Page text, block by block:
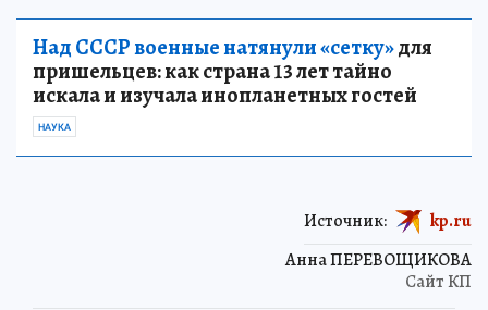
Над СССР военные натянули «сетку»для
пришельцев: как страна 13 лет тайно
искала и изучала инопланетных гостей
НАУКА
Анна ПЕРЕВОЩИКОВА
Сайт КП
Источник: kp.ru